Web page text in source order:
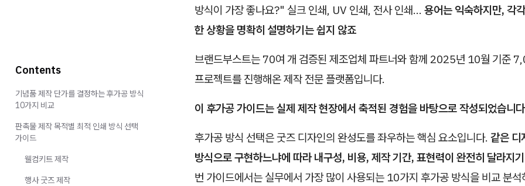
방식이 가장 좋나요?" 실크 인쇄, UV 인쇄, 전사 인쇄... 용어는 익숙하지만, 각
한 상황을 명확히 설명하기는 쉽지 않죠
브랜드부스트는 70여 개 검증된 제조업체 파트너와 함께 2025년 10월 기준
프로젝트를 진행해온 제작 전문 플랫폼입니다.
이 후가공 가이드는 실제 제작 현장에서 축적된 경험을 바탕으로 작성되었습니
후가공 방식 선택은 굿즈 디자인의 완성도를 좌우하는 핵심 요소입니다. 같은 디
방식으로 구현하느냐에 따라 내구성, 비용, 제작 기간, 표현력이 완전히 달라지
번 가이드에서는 실무에서 가장 많이 사용되는 10가지 후가공 방식을 비교 분
Contents
기념품 제작 단가를 결정하는 후가공 방식
10가지 비교
판촉물 제작 목적별 최적 인쇄 방식 선택
가이드
웰컴키트 제작
행사 굿즈 제작